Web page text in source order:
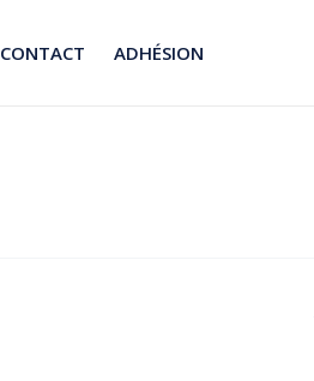
CONTACT ADHÉSION